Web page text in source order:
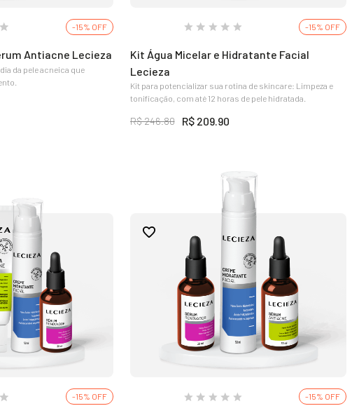
-15% OFF
Antiacne Lecieza
da pele acneica que
-15% OFF
Kit Água Micelar e Hidratante Facial
Lecieza
Kit para potencializar sua rotina de skincare: Limpeza e
tonificação, com até 12 horas de pele hidratada.
R$ 246.80 R$ 209.90
-15% OFF -15% OFF